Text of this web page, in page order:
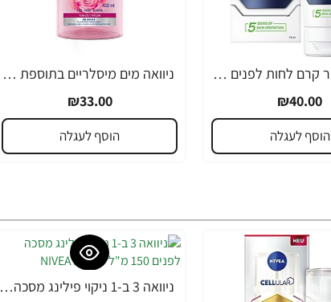
ניוואה לגבר קרם לחות לפנים לעור רגיש 75 מ"ל - מבית NIVEA
₪40.00
הוסף לעגלה
ניוואה מים מיסלריים בתוספת מי ורדים 400 מ"ל - מבית NIVEA
₪33.00
הוסף לעגלה
ניוואה 3 ב-1 ניקוי פילינג מסכה לפנים 150 מ"ל - מבית NIVEA